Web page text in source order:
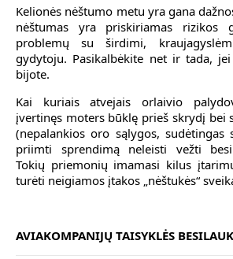
Kelionės nėštumo metu yra gana
nėštumas yra priskiriamas rizikos
problemų su širdimi,
gydytoju. Pasikalbėkite net ir tada,
bijote.
Kai kuriais atvejais orlaivio
įvertinęs moters būklę prieš skrydį bei
(nepalankios oro sąlygos,
priimti sprendimą neleisti vežti
Tokių priemonių imamasi kilus
turėti neigiamos įtakos „nėštukės“
AVIAKOMPANIJŲ TAISYKLĖS